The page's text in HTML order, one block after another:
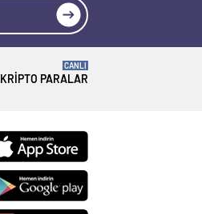
KRIPTO PARALAR
CANLI